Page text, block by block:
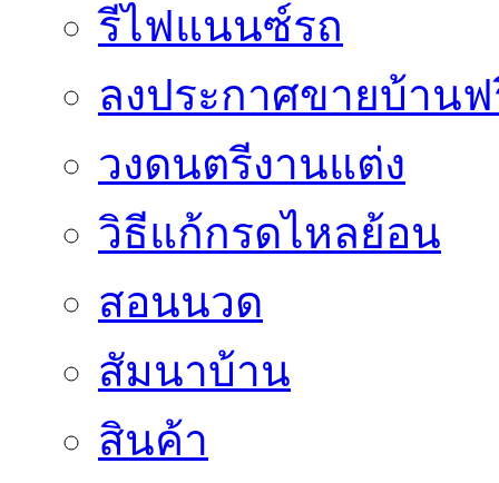
รีไฟแนนซ์รถ
ลงประกาศขายบ้าน
วงดนตรีงานแต่ง
วิธีแก้กรดไหลย้อน
สอนนวด
สัมนาบ้าน
สินค้า